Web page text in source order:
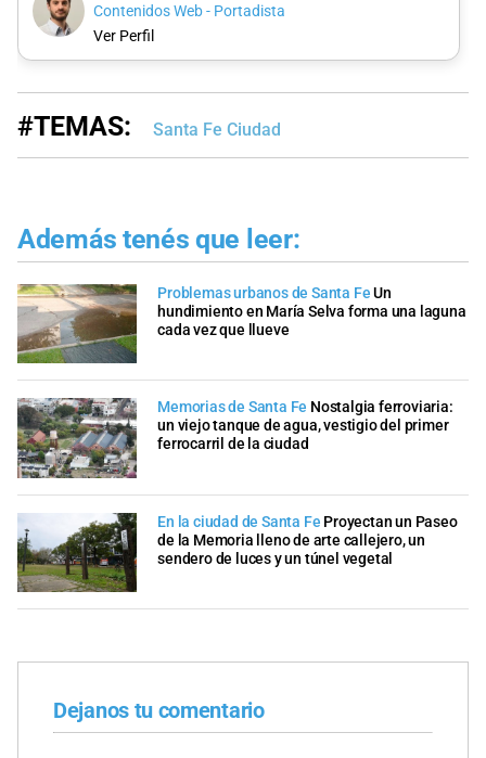
Contenidos Web - Portadista
Ver Perfil
#TEMAS: Santa Fe Ciudad
Además tenés que leer:
Problemas urbanos de Santa FeUn
hundimiento en María Selva forma una laguna
cada vez que llueve
Memorias de Santa Fe Nostalgia ferroviaria:
un viejo tanque de agua, vestigio del primer
ferrocarril de la ciudad
En la ciudad de Santa Fe Proyectan un Paseo
de la Memoria lleno de arte callejero, un
sendero de luces y un túnel vegetal
Dejanos tu comentario